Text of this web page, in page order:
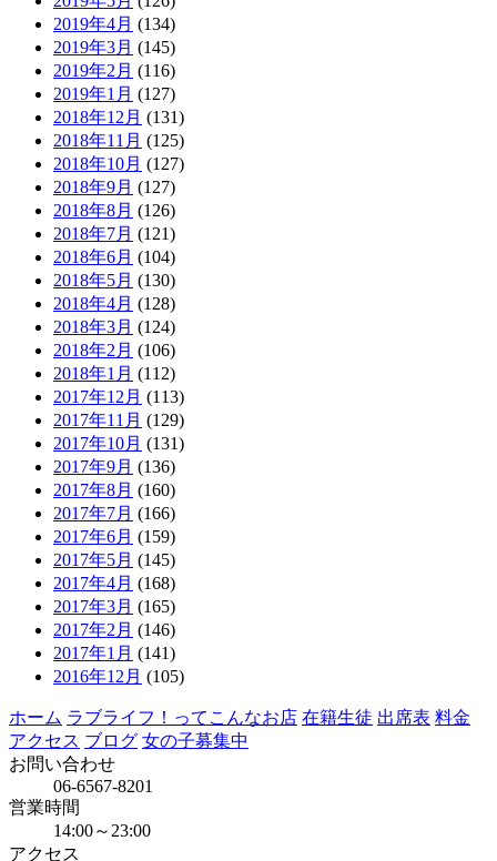
2019年4月 (134)
2019年3月 (145)
2019年2月 (116)
2019年1月 (127)
2018年12月 (131)
2018年11月 (125)
2018年10月 (127)
2018年9月 (127)
2018年8月 (126)
2018年7月 (121)
2018年6月 (104)
2018年5月 (130)
2018年4月 (128)
2018年3月 (124)
2018年2月 (106)
2018年1月 (112)
2017年12月 (113)
2017年11月 (129)
2017年10月 (131)
2017年9月 (136)
2017年8月 (160)
2017年7月 (166)
2017年6月 (159)
2017年5月 (145)
2017年4月 (168)
2017年3月 (165)
2017年2月 (146)
2017年1月 (141)
2016年12月 (105)
ホーム ラブライフ！ってこんなお店 在籍生徒 出席表 料金
アクセス ブログ 女の子募集中
お問い合わせ
06-6567-8201
営業時間
14:00～23:00
アクセス